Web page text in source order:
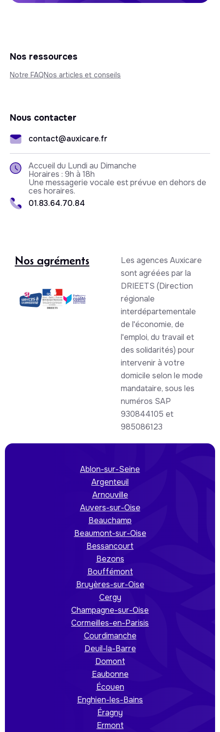
Nos ressources
Notre FAQNos articles et conseils
Nous contacter
contact@auxicare.fr
Accueil du Lundi au Dimanche
Horaires : 9h à 18h
Une messagerie vocale est prévue en dehors de
ces horaires.
01.83.64.70.84
Nos agréments
Les agences Auxicare
sont agréées par la
DRIEETS (Direction
régionale
interdépartementale
de l'économie, de
l'emploi, du travail et
des solidarités) pour
intervenir à votre
domicile selon le mode
mandataire, sous les
numéros SAP
930844105 et
985086123
Ablon-sur-Seine
Argenteuil
Arnouville
Auvers-sur-Oise
Beauchamp
Beaumont-sur-Oise
Bessancourt
Bezons
Bouffémont
Bruyères-sur-Oise
Cergy
Champagne-sur-Oise
Cormeilles-en-Parisis
Courdimanche
Deuil-la-Barre
Domont
Eaubonne
Écouen
Enghien-les-Bains
Éragny
Ermont